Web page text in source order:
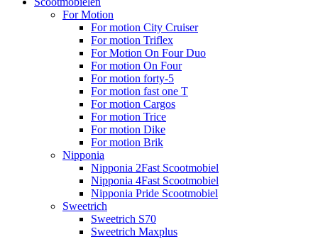
For Motion
For motion City Cruiser
For motion Triflex
For Motion On Four Duo
For motion On Four
For motion forty-5
For motion fast one T
For motion Cargos
For motion Trice
For motion Dike
For motion Brik
Nipponia
Nipponia 2Fast Scootmobiel
Nipponia 4Fast Scootmobiel
Nipponia Pride Scootmobiel
Sweetrich
Sweetrich S70
Sweetrich Maxplus